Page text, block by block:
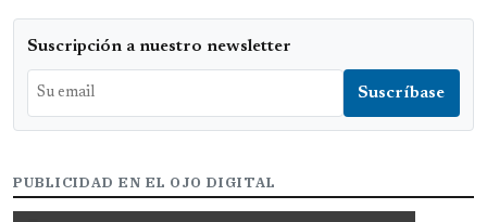
Suscripción a nuestro newsletter
PUBLICIDAD EN EL OJO DIGITAL